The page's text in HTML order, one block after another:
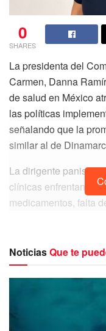
0
SHARES
La presidenta del
Carmen, Danna
de salud en México
las políticas
señalando que la
similar al de
La dirigente panista
clínicas enfrentan
medicamentos, falta
“Estamos muy lejos
Hoy la realidad son
esperando semanas
trabajando en
NoticiasQue te